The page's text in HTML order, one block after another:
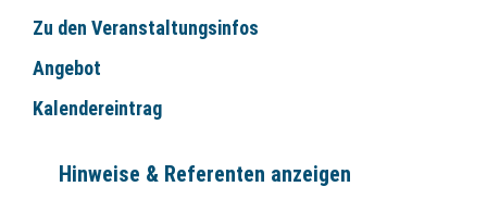
Zu den Veranstaltungsinfos
Angebot
Kalendereintrag
Hinweise & Referenten anzeigen